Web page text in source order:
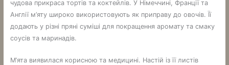
чудова прикраса тортів та коктейлів. У Німеччині, Франції та
Англії м’яту широко використовують як приправу до овочів. Її
додають у різні пряні суміші для покращення аромату та смаку
соусів та маринадів.
М’ята виявилася корисною та медицині. Настій із її листів